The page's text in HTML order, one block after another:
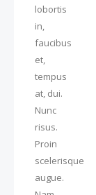
lobortis
in,
faucibus
et,
tempus
at, dui.
Nunc
risus.
Proin
scelerisque
augue.